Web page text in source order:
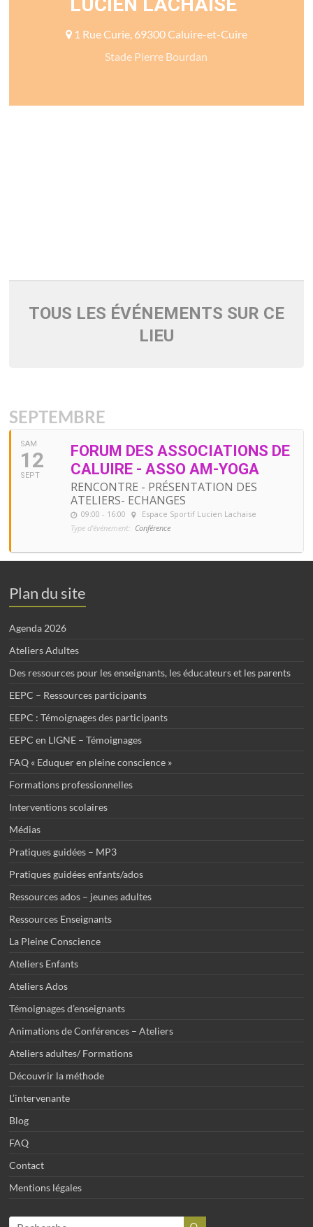
1 Rue Curie, 69300 Caluire-et-Cuire
Stade Pierre Bourdan
TOUS LES ÉVÉNEMENTS SUR CE
LIEU
SEPTEMBRE
SAM
12
SEPT
FORUM DES ASSOCIATIONS DE
CALUIRE - ASSO AM-YOGA
RENCONTRE - PRÉSENTATION DES
ATELIERS- ECHANGES
09:00 - 16:00
Espace Sportif Lucien Lachaise
Type d'événement: Conférence
Plan du site
Agenda 2026
Ateliers Adultes
Des ressources pour les enseignants, les éducateurs et les parents
EEPC – Ressources participants
EEPC : Témoignages des participants
EEPC en LIGNE – Témoignages
FAQ « Eduquer en pleine conscience »
Formations professionnelles
Interventions scolaires
Médias
Pratiques guidées – MP3
Pratiques guidées enfants/ados
Ressources ados – jeunes adultes
Ressources Enseignants
La Pleine Conscience
Ateliers Enfants
Ateliers Ados
Témoignages d’enseignants
Animations de Conférences – Ateliers
Ateliers adultes/ Formations
Découvrir la méthode
L’intervenante
Blog
FAQ
Contact
Mentions légales